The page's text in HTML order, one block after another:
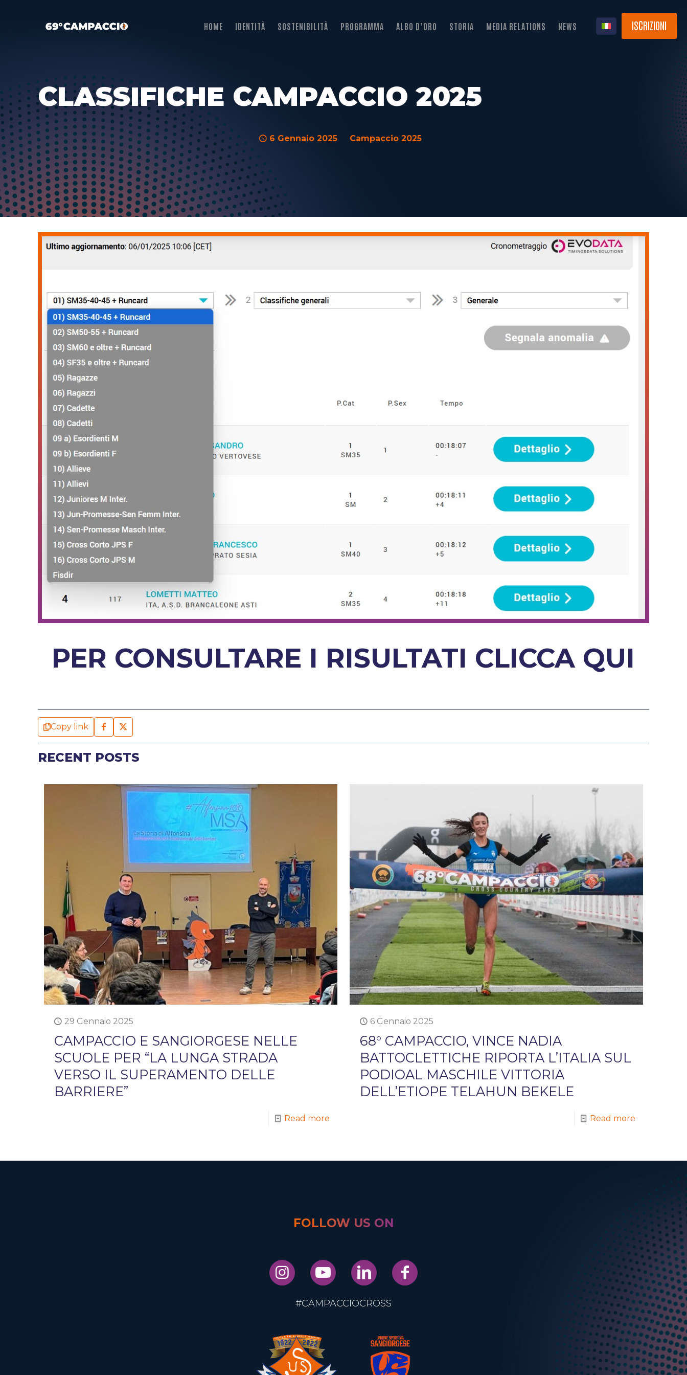
HOME IDENTITÀ SOSTENIBILITÀ PROGRAMMA ALBO D’ORO STORIA MEDIA RELATIONS NEWS ISCRIZIONI
CLASSIFICHE CAMPACCIO 2025
6 Gennaio 2025 Campaccio 2025
PER CONSULTARE I RISULTATI CLICCA QUI
Copy link
RECENT POSTS
29 Gennaio 2025
CAMPACCIO E SANGIORGESE NELLE
SCUOLE PER “LA LUNGA STRADA
VERSO IL SUPERAMENTO DELLE
BARRIERE”
Read more
6 Gennaio 2025
68° CAMPACCIO, VINCE NADIA
BATTOCLETTICHE RIPORTA L’ITALIA SUL
PODIOAL MASCHILE VITTORIA
DELL’ETIOPE TELAHUN BEKELE
Read more
FOLLOW US ON
#CAMPACCIOCROSS